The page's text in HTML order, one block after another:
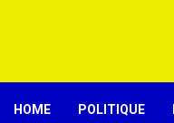
HOME POLITIQUE